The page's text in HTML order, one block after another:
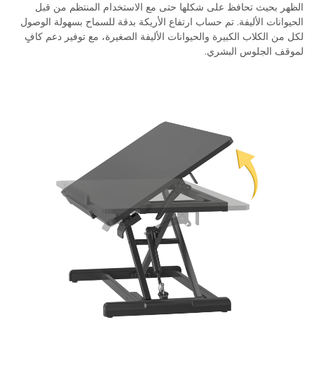
الظهر بحيث تحافظ على شكلها حتى مع الاستخدام المنتظم من قبل
الحيوانات الأليفة. تم حساب ارتفاع الأريكة بدقة للسماح بسهولة الوصول
لكل من الكلاب الكبيرة والحيوانات الأليفة الصغيرة، مع توفير دعم كافٍ
لموقف الجلوس البشري.